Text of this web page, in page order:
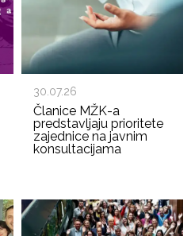
30.07.26
Članice MŽK-a
predstavljaju prioritete
zajednice na javnim
konsultacijama